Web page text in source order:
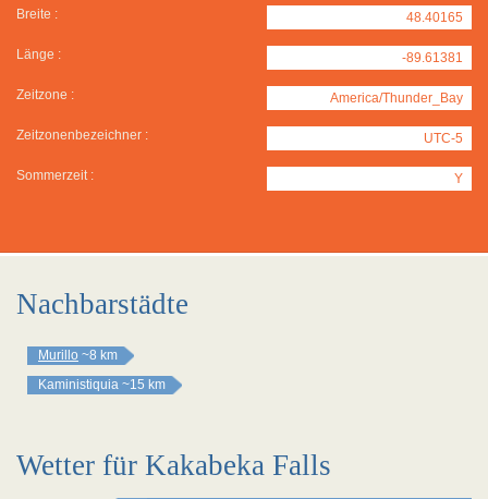
Breite : 48.40165
Länge : -89.61381
Zeitzone : America/Thunder_Bay
Zeitzonenbezeichner : UTC-5
Sommerzeit : Y
Nachbarstädte
Murillo ~8 km
Kaministiquia ~15 km
Wetter für Kakabeka Falls